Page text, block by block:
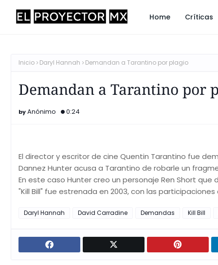
Home Críticas
Inicio Daryl Hannah Demandan a Tarantino por plagio
Demandan a Tarantino por
Anónimo 0:24
El director y escritor de cine Quentin Tarantino fue
Dannez Hunter acusa a Tarantino de robarle un
En este caso Hunter creo un personaje Ren Short
"Kill Bill" fue estrenada en 2003, con las
Daryl Hannah David Carradine Demandas Kill Bill